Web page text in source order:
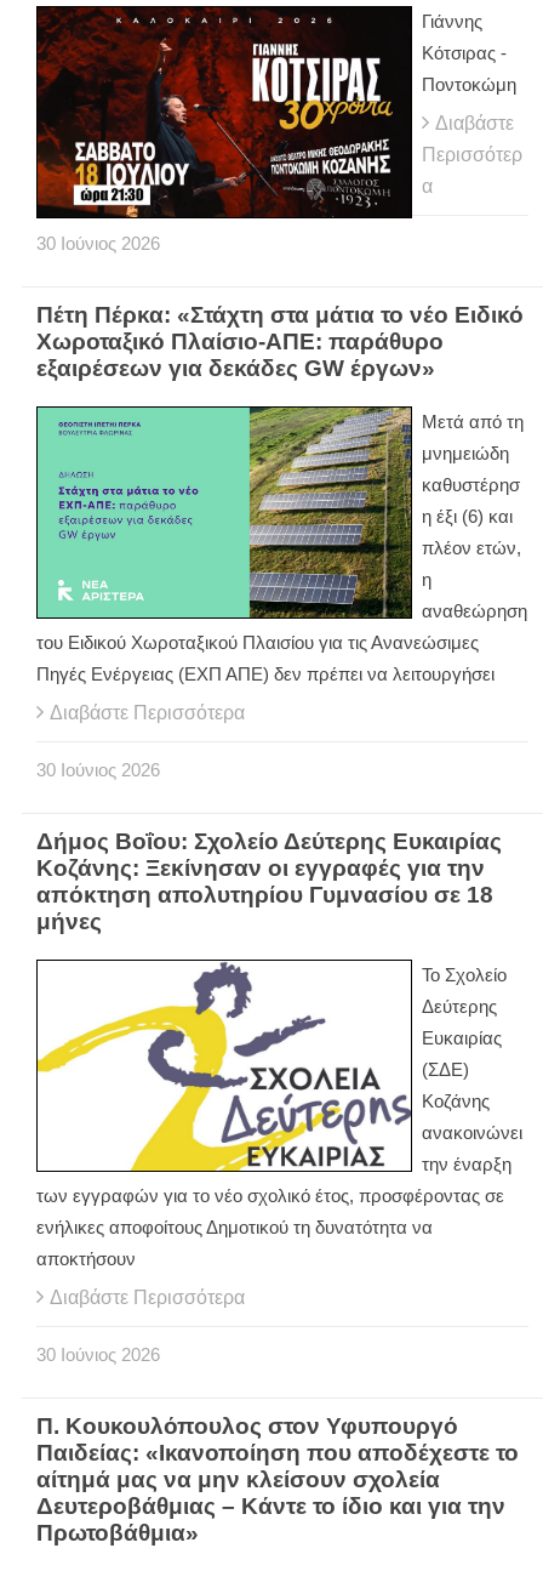
Γιάννης
Κότσιρας -
Ποντοκώμη
Διαβάστε
Περισσότερ
α
30 Ιούνιος 2026
Πέτη Πέρκα: «Στάχτη στα μάτια το νέο Ειδικό
Χωροταξικό Πλαίσιο-ΑΠΕ: παράθυρο
εξαιρέσεων για δεκάδες GW έργων»
Μετά από τη
μνημειώδη
καθυστέρησ
η έξι (6) και
πλέον ετών,
η
αναθεώρηση
του Ειδικού Χωροταξικού Πλαισίου για τις Ανανεώσιμες
Πηγές Ενέργειας (ΕΧΠ ΑΠΕ) δεν πρέπει να λειτουργήσει
Διαβάστε Περισσότερα
30 Ιούνιος 2026
Δήμος Βοΐου: Σχολείο Δεύτερης Ευκαιρίας
Κοζάνης: Ξεκίνησαν οι εγγραφές για την
απόκτηση απολυτηρίου Γυμνασίου σε 18
μήνες
Το Σχολείο
Δεύτερης
Ευκαιρίας
(ΣΔΕ)
Κοζάνης
ανακοινώνει
την έναρξη
των εγγραφών για το νέο σχολικό έτος, προσφέροντας σε
ενήλικες αποφοίτους Δημοτικού τη δυνατότητα να
αποκτήσουν
Διαβάστε Περισσότερα
30 Ιούνιος 2026
Π. Κουκουλόπουλος στον Υφυπουργό
Παιδείας: «Ικανοποίηση που αποδέχεστε το
αίτημά μας να μην κλείσουν σχολεία
Δευτεροβάθμιας – Κάντε το ίδιο και για την
Πρωτοβάθμια»